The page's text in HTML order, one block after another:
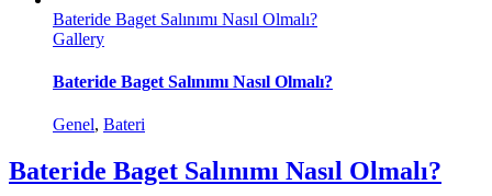
Bateride Baget Salınımı Nasıl Olmalı?
Gallery
Bateride Baget Salınımı Nasıl Olmalı?
Genel, Bateri
Bateride Baget Salınımı Nasıl Olmalı?